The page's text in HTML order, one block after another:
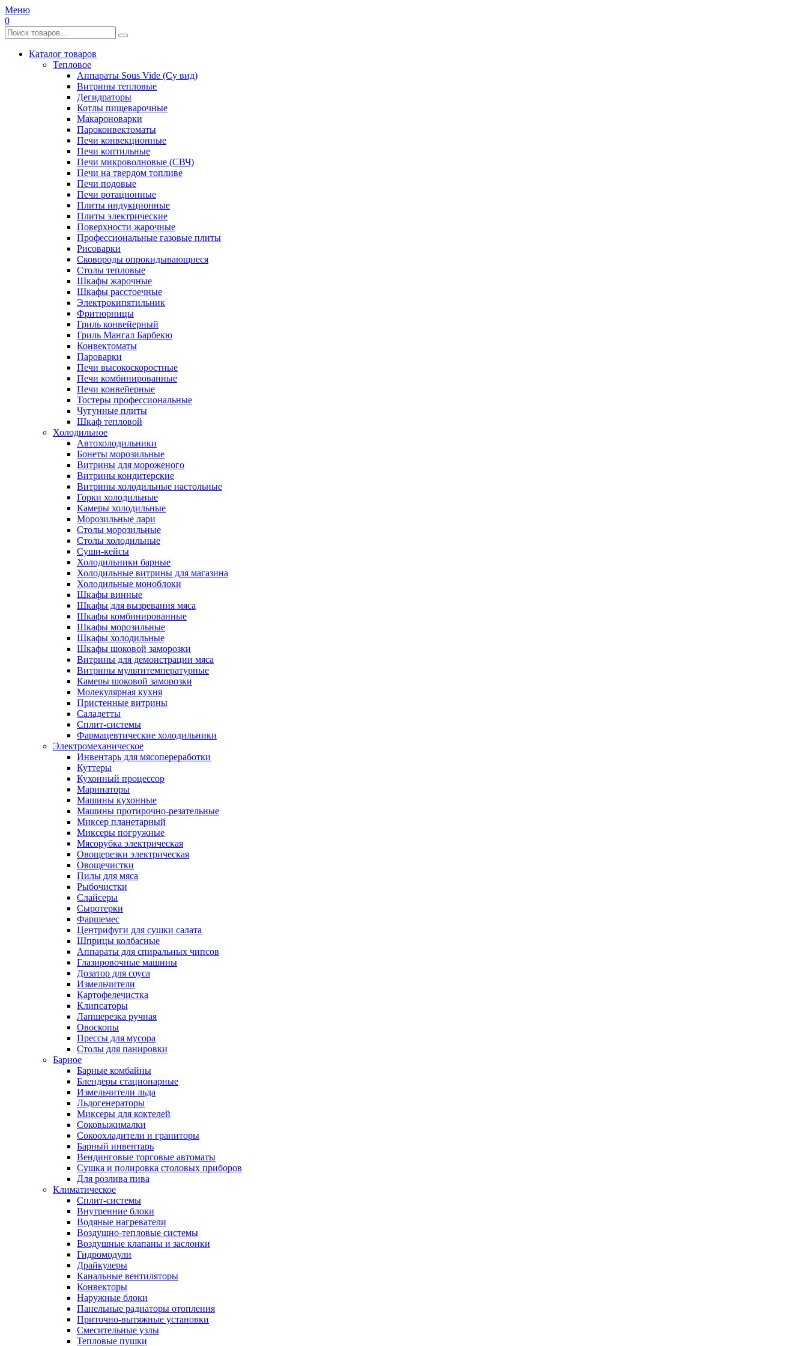
Меню
0
Каталог товаров
Тепловое
Аппараты Sous Vide (Су вид)
Витрины тепловые
Дегидраторы
Котлы пищеварочные
Макароноварки
Пароконвектоматы
Печи конвекционные
Печи коптильные
Печи микроволновые (СВЧ)
Печи на твердом топливе
Печи подовые
Печи ротационные
Плиты индукционные
Плиты электрические
Поверхности жарочные
Профессиональные газовые плиты
Рисоварки
Сковороды опрокидывающиеся
Столы тепловые
Шкафы жарочные
Шкафы расстоечные
Электрокипятильник
Фритюрницы
Гриль конвейерный
Гриль Мангал Барбекю
Конвектоматы
Пароварки
Печи высокоскоростные
Печи комбинированные
Печи конвейерные
Тостеры профессиональные
Чугунные плиты
Шкаф тепловой
Холодильное
Автохолодильники
Бонеты морозильные
Витрины для мороженого
Витрины кондитерские
Витрины холодильные настольные
Горки холодильные
Камеры холодильные
Морозильные лари
Столы морозильные
Столы холодильные
Суши-кейсы
Холодильники барные
Холодильные витрины для магазина
Холодильные моноблоки
Шкафы винные
Шкафы для вызревания мяса
Шкафы комбинированные
Шкафы морозильные
Шкафы холодильные
Шкафы шоковой заморозки
Витрины для демонстрации мяса
Витрины мультитемпературные
Камеры шоковой заморозки
Молекулярная кухня
Пристенные витрины
Саладетты
Сплит-системы
Фармацевтические холодильники
Электромеханическое
Инвентарь для мясопереработки
Куттеры
Кухонный процессор
Маринаторы
Машины кухонные
Машины протирочно-резательные
Миксер планетарный
Миксеры погружные
Мясорубка электрическая
Овощерезки электрическая
Овощечистки
Пилы для мяса
Рыбочистки
Слайсеры
Сыротерки
Фаршемес
Центрифуги для сушки салата
Шприцы колбасные
Аппараты для спиральных чипсов
Глазировочные машины
Дозатор для соуса
Измельчители
Картофелечистка
Клипсаторы
Лапшерезка ручная
Овоскопы
Прессы для мусора
Столы для панировки
Барное
Барные комбайны
Блендеры стационарные
Измельчители льда
Льдогенераторы
Миксеры для коктелей
Соковыжималки
Сокоохладители и граниторы
Барный инвентарь
Вендинговые торговые автоматы
Сушка и полировка столовых приборов
Для розлива пива
Климатическое
Сплит-системы
Внутренние блоки
Водяные нагреватели
Воздушно-тепловые системы
Воздушные клапаны и заслонки
Гидромодули
Драйкулеры
Канальные вентиляторы
Конвекторы
Наружные блоки
Панельные радиаторы отопления
Приточно-вытяжные установки
Смесительные узлы
Тепловые пушки